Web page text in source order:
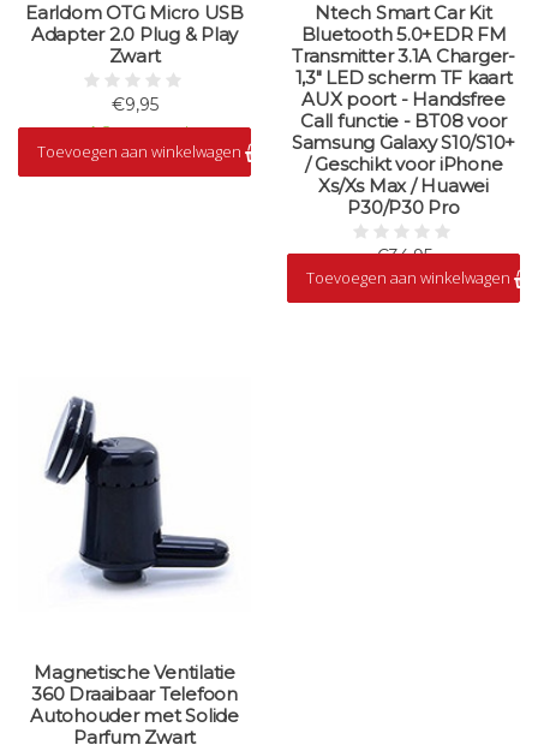
Earldom OTG Micro USB
Adapter 2.0 Plug & Play
Zwart
€9,95
Op voorraad
Toevoegen aan winkelwagen
Ntech Smart Car Kit
Bluetooth 5.0+EDR FM
Transmitter 3.1A Charger-
1,3" LED scherm TF kaart
AUX poort - Handsfree
Call functie - BT08 voor
Samsung Galaxy S10/S10+
/ Geschikt voor iPhone
Xs/Xs Max / Huawei
P30/P30 Pro
€34,95
Op voorraad
Toevoegen aan winkelwagen
Magnetische Ventilatie
360 Draaibaar Telefoon
Autohouder met Solide
Parfum Zwart